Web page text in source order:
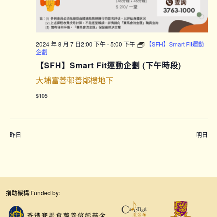
2024 年 8 月 7 日2:00 下午-5:00 下午
【SFH】Smart Fit運動
企劃
【SFH】Smart Fit運動企劃 (下午時段)
大埔富善邨善鄰樓地下
$105
昨日 明日
捐助機構:Funded by: